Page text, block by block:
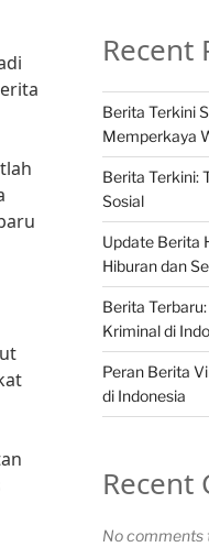
Recent
Berita Terkini
Memperkaya
Berita Terkini:
Sosial
Update Berita
Hiburan dan
Berita
Kriminal di
Peran Berita
di Indonesia
Recent
No comments